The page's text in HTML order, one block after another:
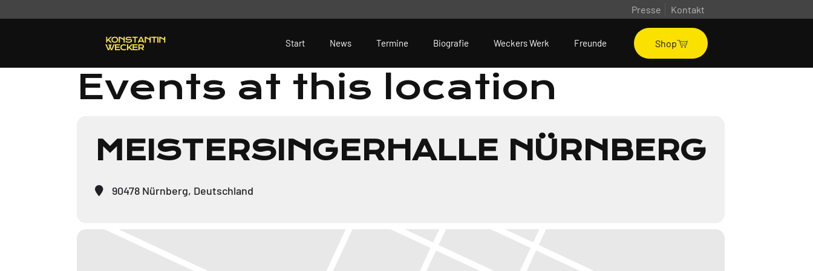
Presse Kontakt
Start News Termine Biografie Weckers Werk Freunde Shop
Events at this location
MEISTERSINGERHALLE NÜRNBERG
90478 Nürnberg, Deutschland